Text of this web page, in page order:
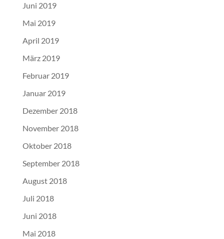
Juni 2019
Mai 2019
April 2019
März 2019
Februar 2019
Januar 2019
Dezember 2018
November 2018
Oktober 2018
September 2018
August 2018
Juli 2018
Juni 2018
Mai 2018